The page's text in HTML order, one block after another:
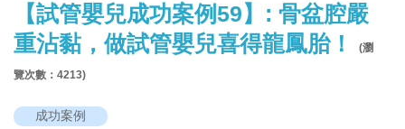
【試管嬰兒成功案例59】: 骨盆腔嚴
重沾黏，做試管嬰兒喜得龍鳳胎！
(瀏
覽次數：4213)
成功案例